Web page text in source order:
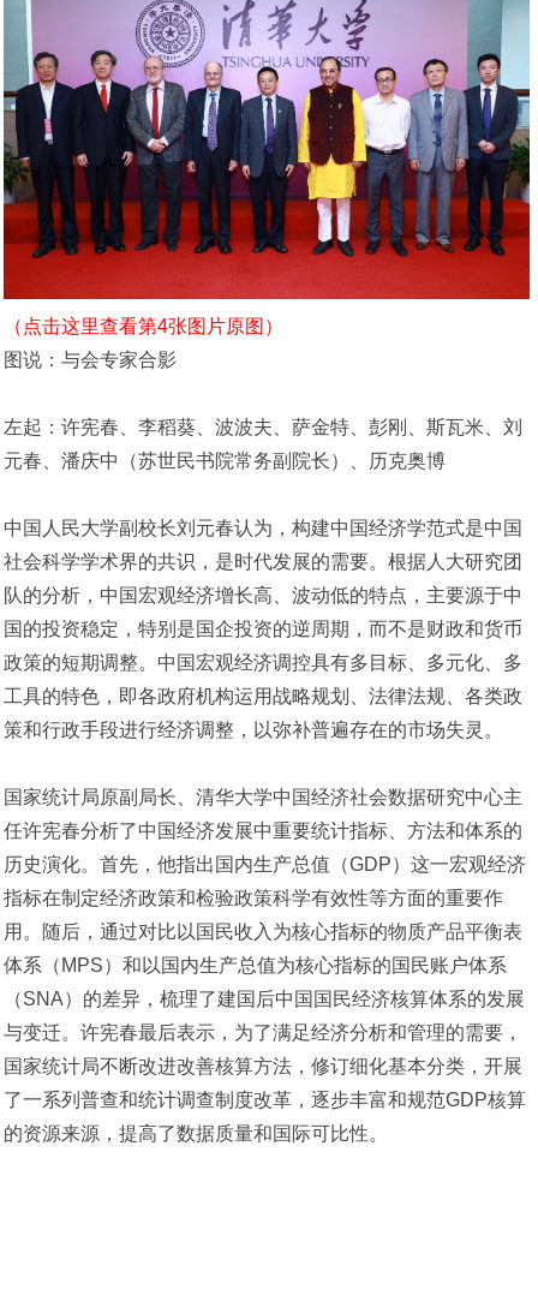
（点击这里查看第4张图片原图）
图说：与会专家合影
左起：许宪春、李稻葵、波波夫、萨金特、彭刚、斯瓦米、刘
元春、潘庆中（苏世民书院常务副院长）、历克奥博
中国人民大学副校长刘元春认为，构建中国经济学范式是中国
社会科学学术界的共识，是时代发展的需要。根据人大研究团
队的分析，中国宏观经济增长高、波动低的特点，主要源于中
国的投资稳定，特别是国企投资的逆周期，而不是财政和货币
政策的短期调整。中国宏观经济调控具有多目标、多元化、多
工具的特色，即各政府机构运用战略规划、法律法规、各类政
策和行政手段进行经济调整，以弥补普遍存在的市场失灵。
国家统计局原副局长、清华大学中国经济社会数据研究中心主
任许宪春分析了中国经济发展中重要统计指标、方法和体系的
历史演化。首先，他指出国内生产总值（GDP）这一宏观经济
指标在制定经济政策和检验政策科学有效性等方面的重要作
用。随后，通过对比以国民收入为核心指标的物质产品平衡表
体系（MPS）和以国内生产总值为核心指标的国民账户体系
（SNA）的差异，梳理了建国后中国国民经济核算体系的发展
与变迁。许宪春最后表示，为了满足经济分析和管理的需要，
国家统计局不断改进改善核算方法，修订细化基本分类，开展
了一系列普查和统计调查制度改革，逐步丰富和规范GDP核算
的资源来源，提高了数据质量和国际可比性。